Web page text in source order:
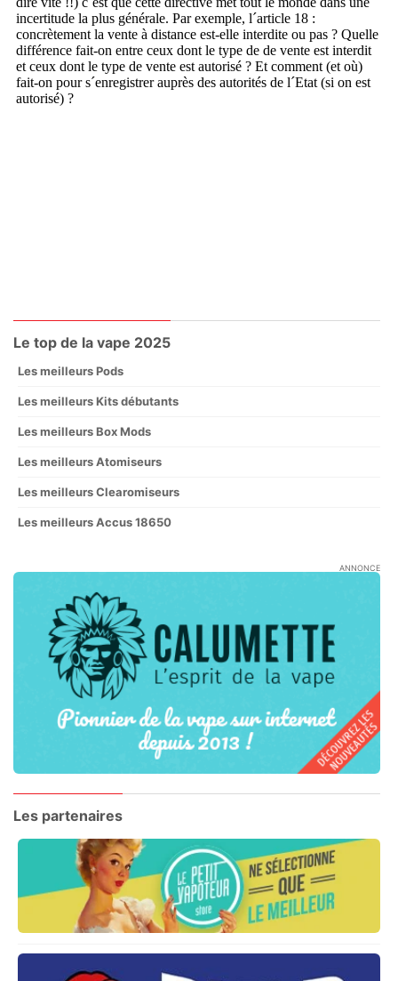
Le top de la vape 2025
Les meilleurs Pods
Les meilleurs Kits débutants
Les meilleurs Box Mods
Les meilleurs Atomiseurs
Les meilleurs Clearomiseurs
Les meilleurs Accus 18650
ANNONCE
Les partenaires